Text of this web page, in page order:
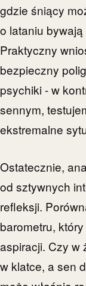
gdzie śniący
o lataniu
Praktyczny
bezpieczny
psychiki - w
sennym,
ekstremalne
Ostatecznie,
od sztywnych
refleksji.
barometru,
aspiracji. Czy w
w klatce, a sen